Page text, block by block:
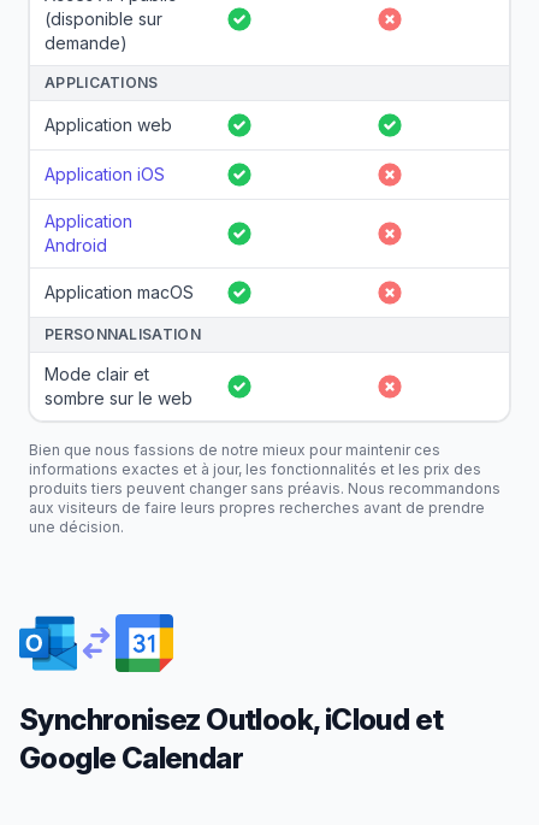
(disponible sur
demande)
Oui Non
APPLICATIONS
Application web Oui
Oui
Application iOS
Oui
Non
Application
Android
Oui Non
Application macOS Oui Non
PERSONNALISATION
Mode clair et
sombre sur le web
Oui Non
Bien que nous fassions de notre mieux pour maintenir ces
informations exactes et à jour, les fonctionnalités et les prix des
produits tiers peuvent changer sans préavis. Nous recommandons
aux visiteurs de faire leurs propres recherches avant de prendre
une décision.
Synchronisez Outlook, iCloud et
Google Calendar